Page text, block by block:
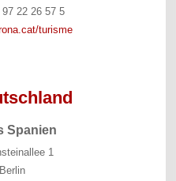
22 26 57 5
turisme
Spanien
1